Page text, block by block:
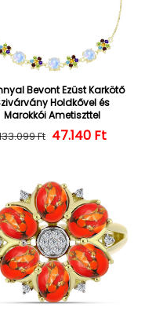
Bevont Ezüst Karkötő
Holdkővel és
Marokkói Ametiszttel
Normál ár
Ft 47.140 Ft